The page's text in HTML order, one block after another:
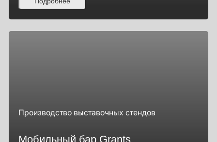
Производство выставочных стендов
Мобильный бар Grants